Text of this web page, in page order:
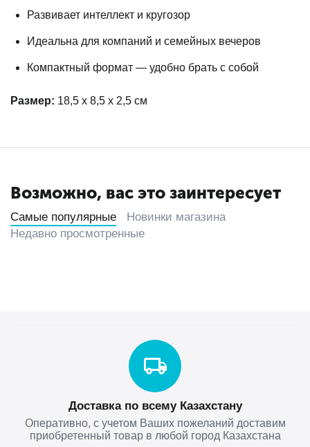
Развивает интеллект и кругозор
Идеальна для компаний и семейных вечеров
Компактный формат — удобно брать с собой
Размер: 18,5 х 8,5 х 2,5 см
Возможно, вас это заинтересует
Самые популярные
Новинки магазина
Недавно просмотренные
Доставка по всему Казахстану
Оперативно, с учетом Ваших пожеланий доставим
приобретенный товар в любой город Казахстана